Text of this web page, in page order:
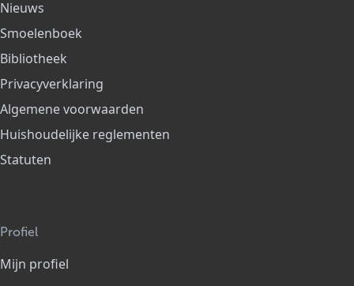
Nieuws
Smoelenboek
Bibliotheek
Privacyverklaring
Algemene voorwaarden
Huishoudelijke reglementen
Statuten
Profiel
Mijn profiel